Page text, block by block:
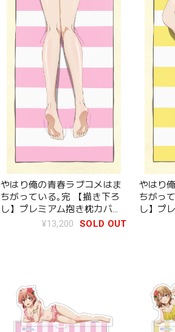
やはり俺の青春ラブコメはま
ちがっている｡完 【描き下ろ
し】プレミアム抱き枕カバー
由比ヶ浜結衣(水着)
¥13,200 SOLD OUT
やはり
ちがっ
し】プ
一色い